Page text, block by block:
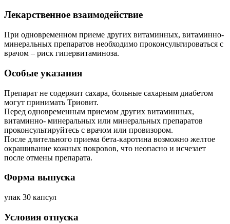
Лекарственное взаимодействие
При одновременном приеме других витаминных, витаминно-
минеральных препаратов необходимо проконсультироваться с
врачом – риск гипервитаминоза.
Особые указания
Препарат не содержит сахара, больные сахарным диабетом
могут принимать Триовит.
Перед одновременным приемом других витаминных,
витаминно- минеральных или минеральных препаратов
проконсультируйтесь с врачом или провизором.
После длительного приема бета-каротина возможно желтое
окрашивание кожных покровов, что неопасно и исчезает
после отмены препарата.
Форма выпуска
упак 30 капсул
Условия отпуска